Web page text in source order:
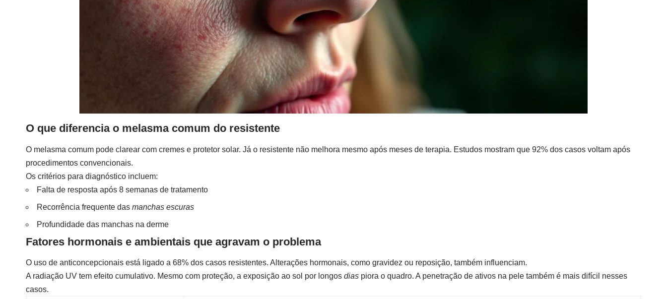
O que diferencia o melasma comum do resistente
O melasma comum pode clarear com cremes e protetor solar. Já o resistente não melhora mesmo após meses de terapia. Estudos mostram que 92% dos casos voltam após
procedimentos convencionais.
Os critérios para diagnóstico incluem:
Falta de resposta após 8 semanas de tratamento
Recorrência frequente das manchas escuras
Profundidade das manchas na derme
Fatores hormonais e ambientais que agravam o problema
O uso de anticoncepcionais está ligado a 68% dos casos resistentes. Alterações hormonais, como gravidez ou reposição, também influenciam.
A radiação UV tem efeito cumulativo. Mesmo com proteção, a exposição ao sol por longos dias piora o quadro. A penetração de ativos na pele também é mais difícil nesses
casos.